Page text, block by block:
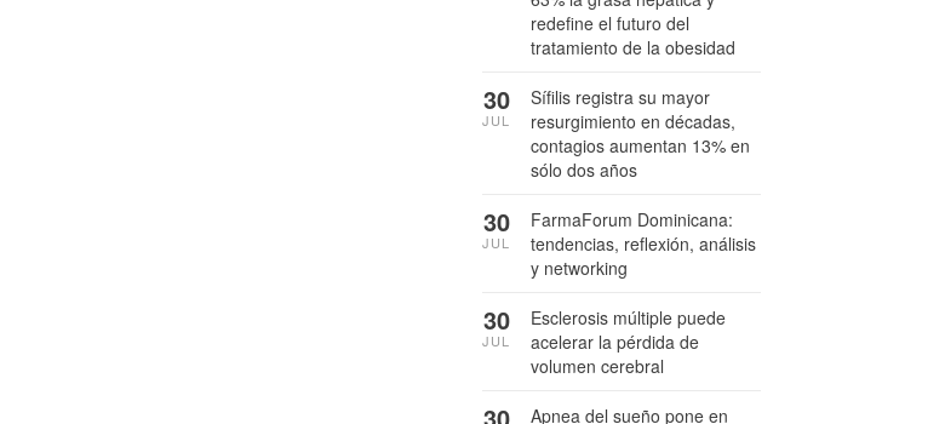
redefine el futuro del
tratamiento de la obesidad
Sífilis registra su mayor
resurgimiento en décadas,
contagios aumentan 13% en
sólo dos años
30
JUL
FarmaForum Dominicana:
tendencias, reflexión, análisis
y networking
30
JUL
Esclerosis múltiple puede
acelerar la pérdida de
volumen cerebral
30
JUL
Apnea del sueño pone en